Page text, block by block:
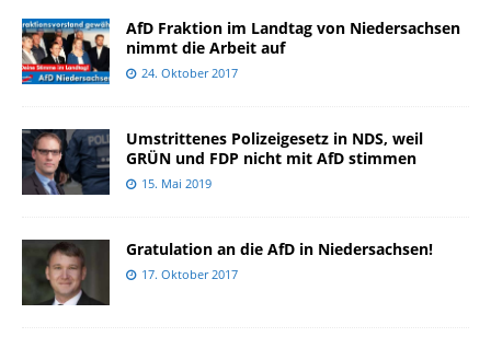
AfD Fraktion im Landtag von Niedersachsen
nimmt die Arbeit auf
24. Oktober 2017
Umstrittenes Polizeigesetz in NDS, weil
GRÜN und FDP nicht mit AfD stimmen
15. Mai 2019
Gratulation an die AfD in Niedersachsen!
17. Oktober 2017